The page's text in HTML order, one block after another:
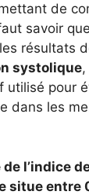
de
savoir
résultats
systolique
utilisé pour
dans les
l’indice
situe entre